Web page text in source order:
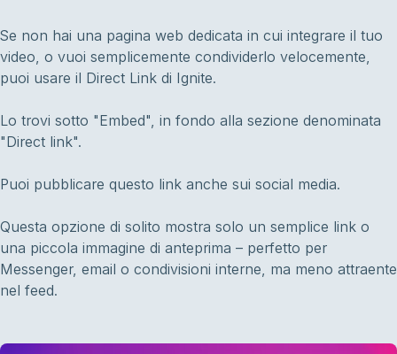
Se non hai una pagina web dedicata in cui integrare il tuo
video, o vuoi semplicemente condividerlo velocemente,
puoi usare il Direct Link di Ignite.
Lo trovi sotto "Embed", in fondo alla sezione denominata
"Direct link".
Puoi pubblicare questo link anche sui social media.
Questa opzione di solito mostra solo un semplice link o
una piccola immagine di anteprima – perfetto per
Messenger, email o condivisioni interne, ma meno attraente
nel feed.